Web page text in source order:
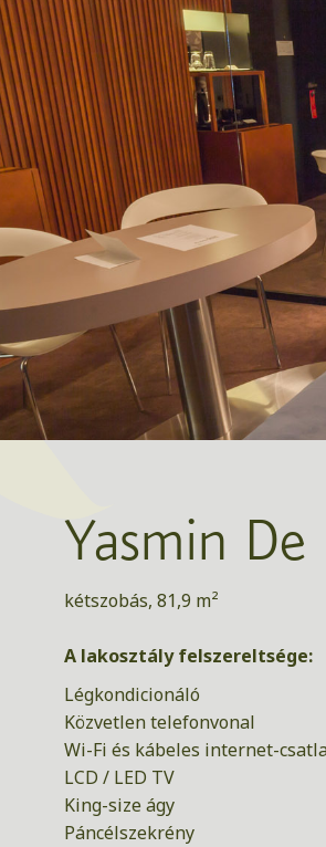
Yasmin
kétszobás, 81,9 m²
A lakosztály felszereltsége:
Légkondicionáló
Közvetlen telefonvonal
Wi-Fi és kábeles internet-
LCD / LED TV
King-size ágy
Páncélszekrény